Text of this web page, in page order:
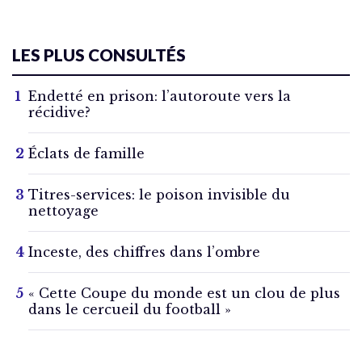
LES PLUS CONSULTÉS
Endetté en prison: l’autoroute vers la
récidive?
Éclats de famille
Titres-services: le poison invisible du
nettoyage
Inceste, des chiffres dans l’ombre
« Cette Coupe du monde est un clou de plus
dans le cercueil du football »